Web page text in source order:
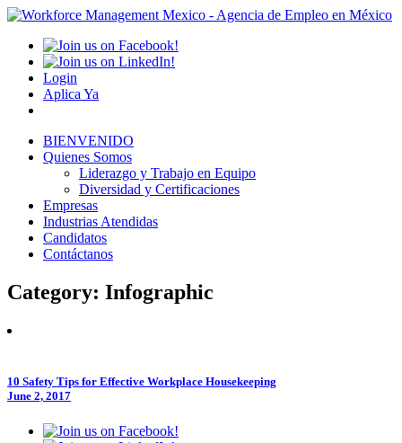
Login
Aplica Ya
BIENVENIDO
Quienes Somos
Liderazgo y Trabajo en Equipo
Diversidad y Certificaciones
Empresas
Industrias Atendidas
Candidatos
Contáctanos
Category: Infographic
10 Safety Tips for Effective Workplace Housekeeping
June 2, 2017